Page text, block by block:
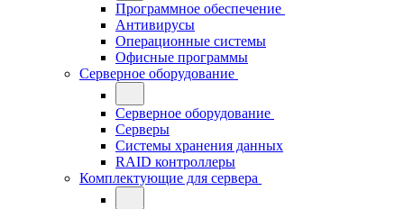
Программное обеспечение
Антивирусы
Операционные системы
Офисные программы
Серверное оборудование
Серверное оборудование
Серверы
Системы хранения данных
RAID контроллеры
Комплектующие для сервера